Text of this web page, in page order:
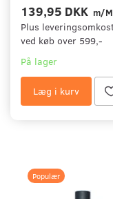
139,95 DKK m/
Plus
ved køb over 599,-
På lager
Læg i kurv
Populær